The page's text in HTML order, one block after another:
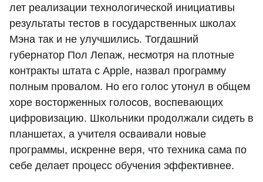
лет реализации технологической инициативы
результаты тестов в государственных школах
Мэна так и не улучшились. Тогдашний
губернатор Пол Лепаж, несмотря на плотные
контракты штата с Apple, назвал программу
полным провалом. Но его голос утонул в общем
хоре восторженных голосов, воспевающих
цифровизацию. Школьники продолжали сидеть в
планшетах, а учителя осваивали новые
программы, искренне веря, что техника сама по
себе делает процесс обучения эффективнее.